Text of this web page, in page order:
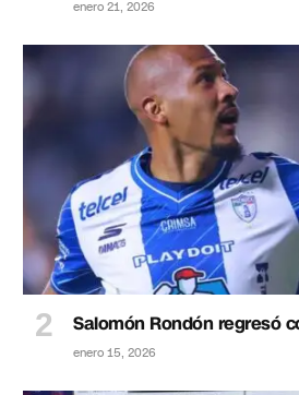
enero 21, 2026
Salomón Rondón regresó
enero 15, 2026